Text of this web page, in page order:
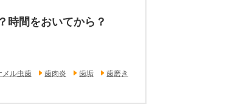
時間をおいてから？
メル虫歯 歯肉炎 歯垢
歯磨き